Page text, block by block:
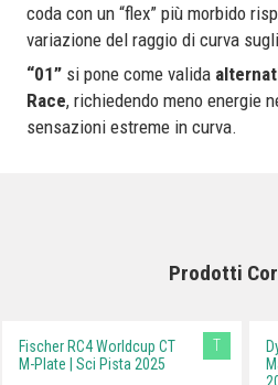
coda con un “flex” più morbido
variazione del raggio di curva
“01” si pone come valida
Race, richiedendo meno energie
sensazioni estreme in curva.
Prodotti
Fischer RC4 Worldcup CT
M-Plate | Sci Pista 2025
T